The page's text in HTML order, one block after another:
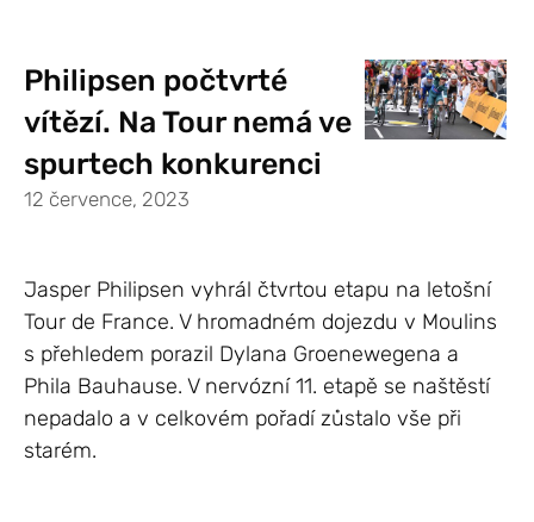
Philipsen počtvrté
vítězí. Na Tour nemá ve
spurtech konkurenci
12 července, 2023
Jasper Philipsen vyhrál čtvrtou etapu na letošní
Tour de France. V hromadném dojezdu v Moulins
s přehledem porazil Dylana Groenewegena a
Phila Bauhause. V nervózní 11. etapě se naštěstí
nepadalo a v celkovém pořadí zůstalo vše při
starém.